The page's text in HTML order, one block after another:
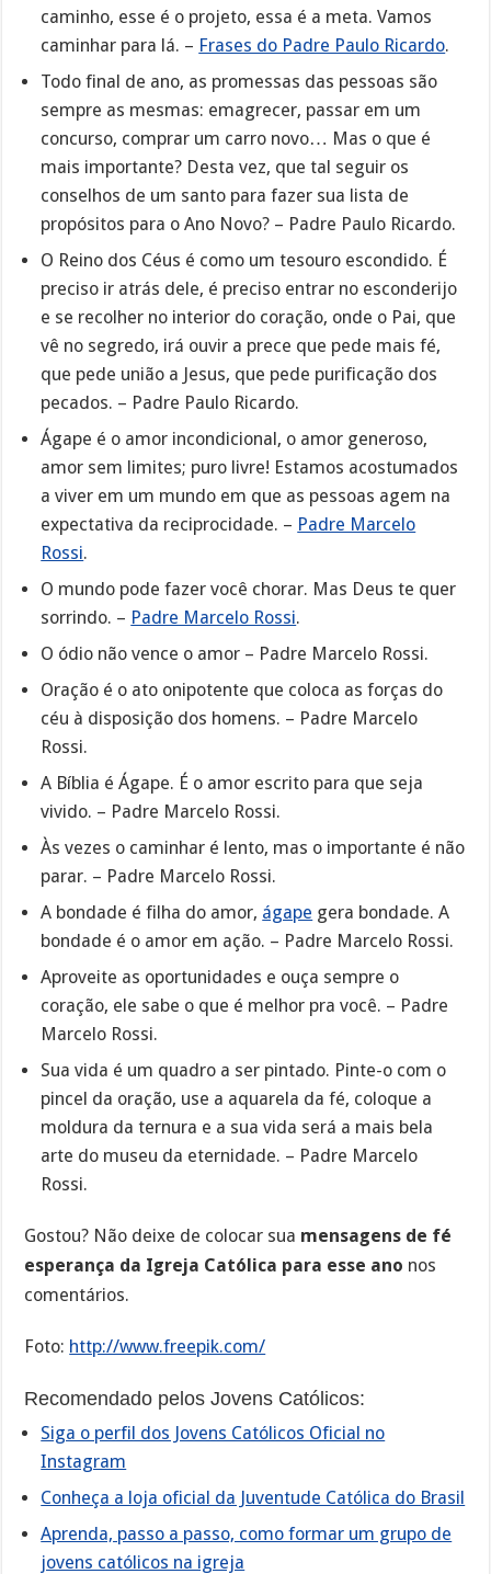
caminho, esse é o projeto, essa é a meta. Vamos
caminhar para lá. – Frases do Padre Paulo Ricardo.
Todo final de ano, as promessas das pessoas são
sempre as mesmas: emagrecer, passar em um
concurso, comprar um carro novo… Mas o que é
mais importante? Desta vez, que tal seguir os
conselhos de um santo para fazer sua lista de
propósitos para o Ano Novo? – Padre Paulo Ricardo.
O Reino dos Céus é como um tesouro escondido. É
preciso ir atrás dele, é preciso entrar no esconderijo
e se recolher no interior do coração, onde o Pai, que
vê no segredo, irá ouvir a prece que pede mais fé,
que pede união a Jesus, que pede purificação dos
pecados. – Padre Paulo Ricardo.
Ágape é o amor incondicional, o amor generoso,
amor sem limites; puro livre! Estamos acostumados
a viver em um mundo em que as pessoas agem na
expectativa da reciprocidade. – Padre Marcelo
Rossi.
O mundo pode fazer você chorar. Mas Deus te quer
sorrindo. – Padre Marcelo Rossi.
O ódio não vence o amor – Padre Marcelo Rossi.
Oração é o ato onipotente que coloca as forças do
céu à disposição dos homens. – Padre Marcelo
Rossi.
A Bíblia é Ágape. É o amor escrito para que seja
vivido. – Padre Marcelo Rossi.
Às vezes o caminhar é lento, mas o importante é não
parar. – Padre Marcelo Rossi.
A bondade é filha do amor, ágape gera bondade. A
bondade é o amor em ação. – Padre Marcelo Rossi.
Aproveite as oportunidades e ouça sempre o
coração, ele sabe o que é melhor pra você. – Padre
Marcelo Rossi.
Sua vida é um quadro a ser pintado. Pinte-o com o
pincel da oração, use a aquarela da fé, coloque a
moldura da ternura e a sua vida será a mais bela
arte do museu da eternidade. – Padre Marcelo
Rossi.
Gostou? Não deixe de colocar sua mensagens de fé
esperança da Igreja Católica para esse ano nos
comentários.
Foto: http://www.freepik.com/
Recomendado pelos Jovens Católicos:
Siga o perfil dos Jovens Católicos Oficial no
Instagram
Conheça a loja oficial da Juventude Católica do Brasil
Aprenda, passo a passo, como formar um grupo de
jovens católicos na igreja